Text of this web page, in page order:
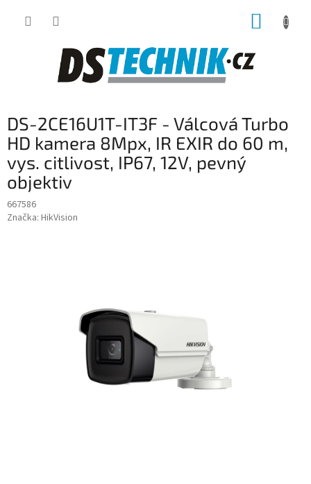
DS-2CE16U1T-IT3F - Válcová Turbo
HD kamera 8Mpx, IR EXIR do 60 m,
vys. citlivost, IP67, 12V, pevný
objektiv
667586
Značka: HikVision